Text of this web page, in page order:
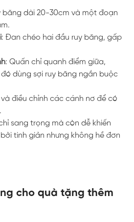
băng dài 20-30cm và một đoạn
: Đan chéo hai đầu ruy băng, gấp
: Quấn chỉ quanh điểm giữa,
dùng sợi ruy băng ngắn buộc
và điều chỉnh các cánh nơ để có
sang trọng mà còn dễ khiến
tinh giản nhưng không hề đơn
cho quà tặng thêm